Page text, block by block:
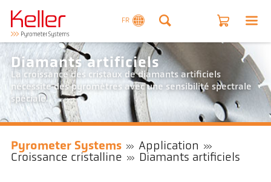
FR
Diamants artificiels
La croissance des cristaux de diamants artificiels
nécessite des pyromètres avec une sensibilité spectrale
spéciale.
Pyrometer Systems
Application
Croissance cristalline
Diamants artificiels